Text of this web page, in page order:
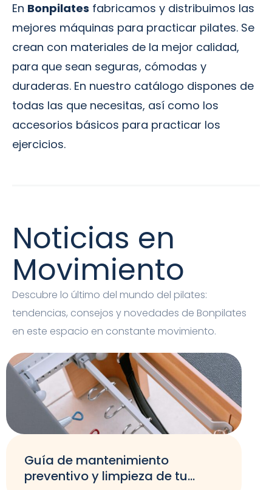
En Bonpilates fabricamos y distribuimos las
mejores máquinas para practicar pilates. Se
crean con materiales de la mejor calidad,
para que sean seguras, cómodas y
duraderas. En nuestro catálogo dispones de
todas las que necesitas, así como los
accesorios básicos para practicar los
ejercicios.
Noticias en
Movimiento
Descubre lo último del mundo del pilates:
tendencias, consejos y novedades de Bonpilates
en este espacio en constante movimiento.
Guía de mantenimiento
preventivo y limpieza de tu